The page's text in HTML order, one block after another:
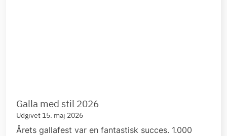
Galla med stil 2026
Udgivet 15. maj 2026
Årets gallafest var en fantastisk succes. 1.000